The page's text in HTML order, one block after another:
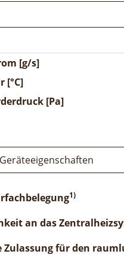
[g/s]
[°C]
[Pa]
1)
an das
Zulassung für den